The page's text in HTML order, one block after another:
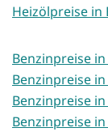
Heizölpreise in
Benzinpreise
Benzinpreise
Benzinpreise
Benzinpreise